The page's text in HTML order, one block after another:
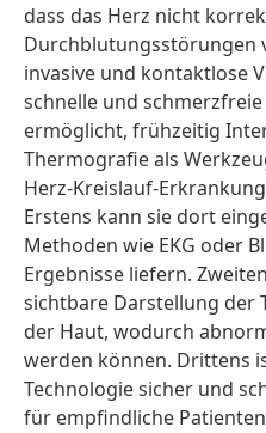
dass das Herz nicht
Durchblutungsstörungen
invasive und kontaktlose
schnelle und
ermöglicht, frühzeitig
Thermografie als
Herz-Kreislauf-
Erstens kann sie dort
Methoden wie EKG oder
Ergebnisse liefern.
sichtbare Darstellung der
der Haut, wodurch
werden können. Drittens
Technologie sicher und
für empfindliche